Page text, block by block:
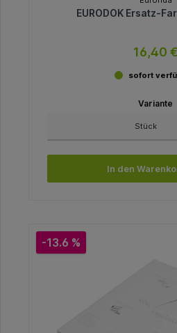
EURODOK Ersatz-
16,40 €
sofort
Variante
In den
-13.6 %